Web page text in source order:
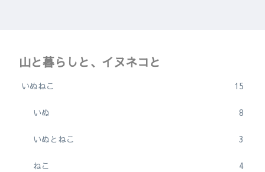
山と暮らしと、イヌネコと
いぬねこ 15
いぬ 8
いぬとねこ 3
ねこ 4